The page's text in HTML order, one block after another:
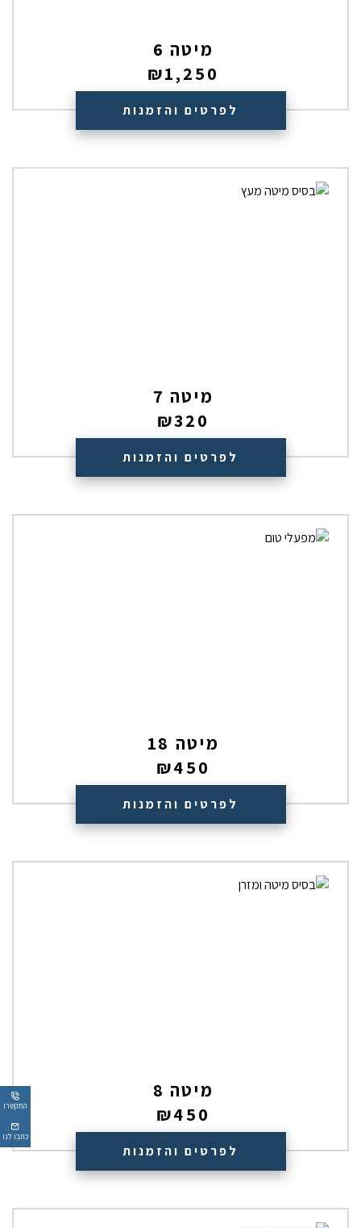
התקשרו
כתבו לנו
מיטה 6
₪1,250
לפרטים והזמנות
מיטה 7
₪320
לפרטים והזמנות
מיטה 18
₪450
לפרטים והזמנות
מיטה 8
₪450
לפרטים והזמנות